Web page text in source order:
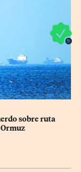
sobre ruta